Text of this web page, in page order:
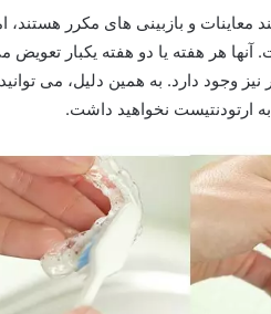
معاینات و بازبینی‌ های مکرر هستند،
هر هفته یا دو هفته یکبار تعویض
نیز وجود دارد. به همین دلیل، می
ارتودنتیست نخواهید داشت.